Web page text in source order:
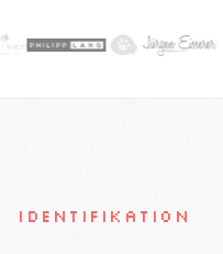
IDENTIFIKATION